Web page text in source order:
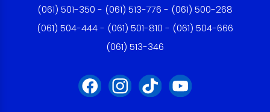
(061) 501-350 - (061) 513-776 - (061) 500-268
(061) 504-444 - (061) 501-810 - (061) 504-666
(061) 513-346